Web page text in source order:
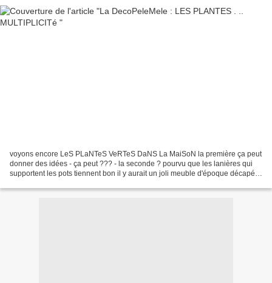
voyons encore LeS PLaNTeS VeRTeS DaNS La MaiSoN la première ça peut
donner des idées - ça peut ??? - la seconde ? pourvu que les lanières qui
supportent les pots tiennent bon il y aurait un joli meuble d'époque décapé